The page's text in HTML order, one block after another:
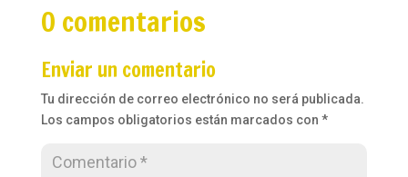
0 comentarios
Enviar un comentario
Tu dirección de correo electrónico no será publicada.
Los campos obligatorios están marcados con *